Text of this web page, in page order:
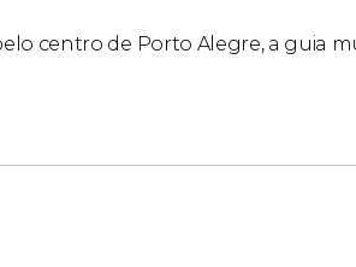
centro de Porto Alegre, a guia